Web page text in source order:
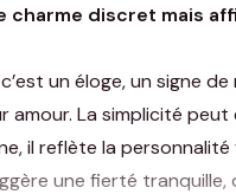
charme discret mais
c’est un éloge, un
amour. La simplicité
il reflète la
une fierté tranquille,